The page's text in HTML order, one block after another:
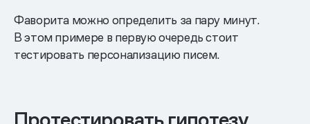
Фаворита можно определить за пару минут.
В этом примере в первую очередь стоит
тестировать персонализацию писем.